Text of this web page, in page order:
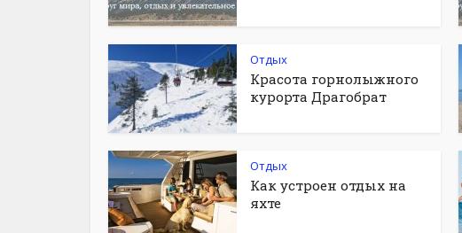
Отдых
Красота горнолыжного
курорта Драгобрат
Отдых
Как устроен отдых на
яхте